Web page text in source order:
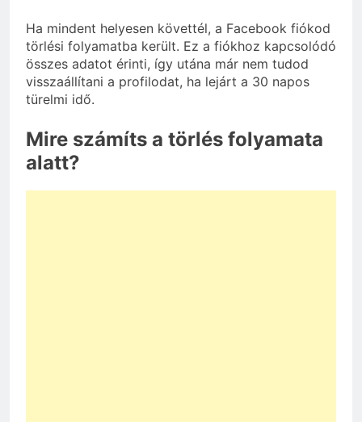
Ha mindent helyesen követtél, a Facebook fiókod
törlési folyamatba került. Ez a fiókhoz kapcsolódó
összes adatot érinti, így utána már nem tudod
visszaállítani a profilodat, ha lejárt a 30 napos
türelmi idő.
Mire számíts a törlés folyamata
alatt?